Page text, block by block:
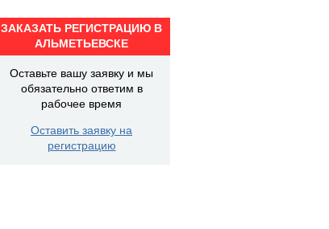
ЗАКАЗАТЬ РЕГИСТРАЦИЮ В
АЛЬМЕТЬЕВСКЕ
Оставьте вашу заявку и мы
обязательно ответим в
рабочее время
Оставить заявку на
регистрацию